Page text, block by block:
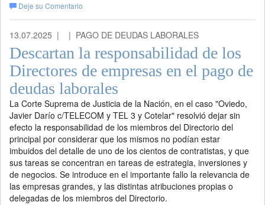
Deje su Comentario
13.07.2025 | | PAGO DE DEUDAS LABORALES
Descartan la responsabilidad de los
Directores de empresas en el pago de
deudas laborales
La Corte Suprema de Justicia de la Nación, en el caso "Oviedo,
Javier Darío c/TELECOM y TEL 3 y Cotelar" resolvió dejar sin
efecto la responsabilidad de los miembros del Directorio del
principal por considerar que los mismos no podían estar
imbuidos del detalle de uno de los cientos de contratistas, y que
sus tareas se concentran en tareas de estrategia, inversiones y
de negocios. Se introduce en el importante fallo la relevancia de
las empresas grandes, y las distintas atribuciones propias o
delegadas de los miembros del Directorio.